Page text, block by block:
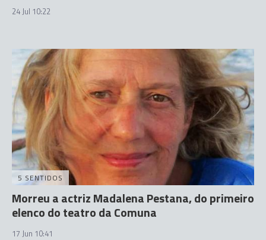
24 Jul 10:22
5 SENTIDOS
Morreu a actriz Madalena Pestana, do primeiro
elenco do teatro da Comuna
17 Jun 10:41